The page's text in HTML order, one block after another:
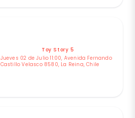
Toy Story 5
Jueves 02 de Julio 11:00, Avenida Fernando
Castillo Velasco 8580, La Reina, Chile